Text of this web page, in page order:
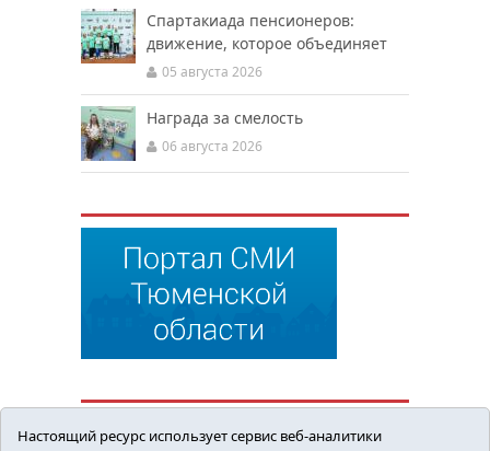
Спартакиада пенсионеров:
движение, которое объединяет
05 августа 2026
Награда за смелость
06 августа 2026
Настоящий ресурс использует сервис веб-аналитики